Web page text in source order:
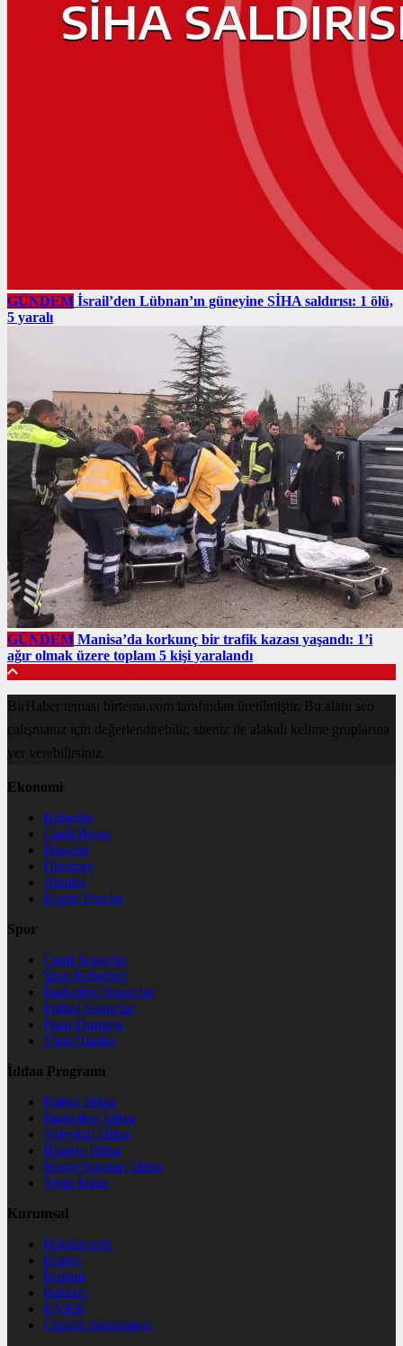
GÜNDEM İsrail’den Lübnan’ın güneyine SİHA saldırısı: 1 ölü,
5 yaralı
GÜNDEM Manisa’da korkunç bir trafik kazası yaşandı: 1’i
ağır olmak üzere toplam 5 kişi yaralandı
BirHaber teması birtema.com tarafından üretilmiştir. Bu alanı seo
çalışmanız için değerlendirebilir, siteniz ile alakalı kelime gruplarına
yer verebilirsiniz.
Ekonomi
Haberler
Canlı Borsa
Hisseler
Dövizler
Altınlar
Kripto Paralar
Spor
Canlı Sonuçlar
Spor Haberleri
Basketbol Sonuçlar
Futbol Sonuçlar
Puan Durumu
Tüm Oranlar
İddaa Programı
Futbol İddaa
Basketbol İddaa
Voleybol İddaa
Bilardo İddaa
Motor Sporları İddaa
Tenis İddaa
Kurumsal
Hakkımızda
Künye
İletişim
Reklam
KVKK
Gizlilik Sözleşmesi